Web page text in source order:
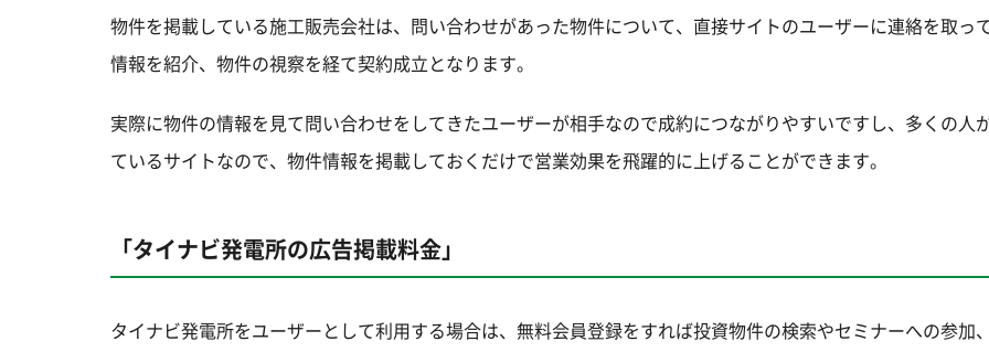
物件を掲載している施工販売会社は、問い合わせがあった物件について、直接サイトのユーザーに連絡を取っ
情報を紹介、物件の視察を経て契約成立となります。
実際に物件の情報を見て問い合わせをしてきたユーザーが相手なので成約につながりやすいですし、多くの人
ているサイトなので、物件情報を掲載しておくだけで営業効果を飛躍的に上げることができます。
「タイナビ発電所の広告掲載料金」
タイナビ発電所をユーザーとして利用する場合は、無料会員登録をすれば投資物件の検索やセミナーへの参加